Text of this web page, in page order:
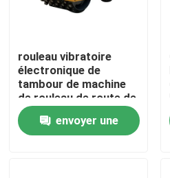
À la maison
rouleau vibratoire
électronique de
tambour de machine
de rouleau de route de
la vibration 12ton
double envoyer une